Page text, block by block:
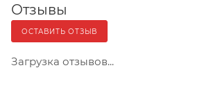
Отзывы
ОСТАВИТЬ ОТЗЫВ
Загрузка отзывов...